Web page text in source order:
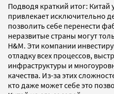
Подводя краткий итог: Китай
привлекает исключительно
позволить себе перенести
неразвитые страны могут
H&M. Эти компании
отладку всех процессов,
инфраструктуры и
качества. Из-за этих
кто даже может себе это